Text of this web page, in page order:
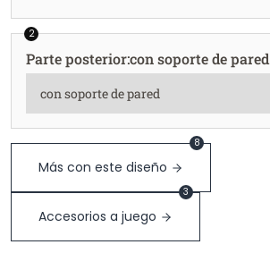
2
Parte posterior:con soporte de pared
Más con este diseño
8
Accesorios a juego
3